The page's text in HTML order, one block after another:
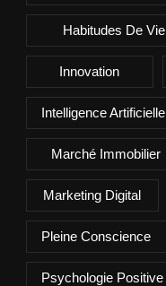
Habitudes De Vie
Innovation
Intelligence Artificielle
Marché Immobilier
Marketing Digital
Pleine Conscience
Psychologie Positive